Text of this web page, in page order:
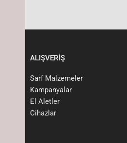
ALIŞVERİŞ
Sarf Malzemeler
Kampanyalar
El Aletler
Cihazlar